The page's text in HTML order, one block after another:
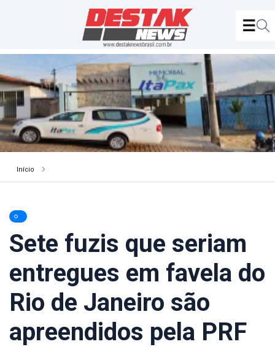
Início
Sete fuzis que seriam
entregues em favela do
Rio de Janeiro são
apreendidos pela PRF